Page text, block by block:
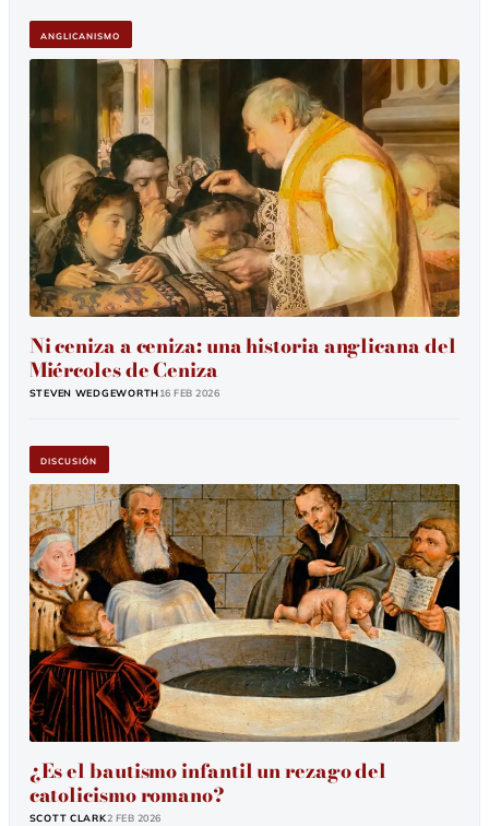
ANGLICANISMO
Ni ceniza a ceniza: una historia anglicana del
Miércoles de Ceniza
STEVEN WEDGEWORTH16 Feb 2026
DISCUSIÓN
¿Es el bautismo infantil un rezago del
catolicismo romano?
SCOTT CLARK2 Feb 2026